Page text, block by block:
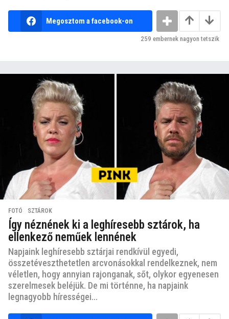
Megosztom a facebook-on
259 embernek nagyon tetszik
FOTÓ ,SZTÁROK
Így néznének ki a leghíresebb sztárok, ha
ellenkező neműek lennének
Napjaink leghíresebb sztárjai rendkívül egyedi,
összetéveszthetetlen arcvonásokkal rendelkeznek, nem
véletlen, hogy annyian rajonganak, sőt, olykor egyenesen
szerelmesek beléjük. De mi történne, ha napjaink
legnagyobb hírességei...